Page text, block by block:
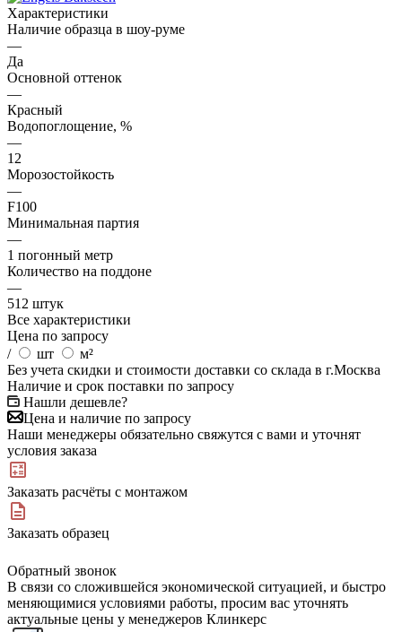
Характеристики
Наличие образца в шоу-руме
—
Да
Основной оттенок
—
Красный
Водопоглощение, %
—
12
Морозостойкость
—
F100
Минимальная партия
—
1 погонный метр
Количество на поддоне
—
512 штук
Все характеристики
Цена по запросу
/
шт
м²
Без учета скидки и стоимости доставки со склада в г.Москва
Наличие и срок поставки по запросу
Нашли дешевле?
Цена и наличие по запросу
Наши менеджеры обязательно свяжутся с вами и уточнят
условия заказа
Заказать расчёты с монтажом
Заказать образец
Обратный звонок
В связи со сложившейся экономической ситуацией, и быстро
меняющимися условиями работы, просим вас уточнять
актуальные цены у менеджеров Клинкерс